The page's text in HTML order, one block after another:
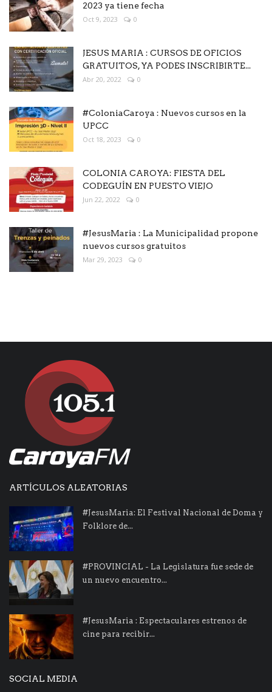
2023 ya tiene fecha
Oct 9, 2023 0
JESUS MARIA : CURSOS DE OFICIOS
GRATUITOS, YA PODES INSCRIBIRTE...
Abr 20, 2022 0
#ColoniaCaroya : Nuevos cursos en la
UPCC
Oct 18, 2023 0
COLONIA CAROYA: FIESTA DEL
CODEGUÍN EN PUESTO VIEJO
Jun 22, 2022 0
#JesusMaria : La Municipalidad propone
nuevos cursos gratuitos
Mar 29, 2023 0
ARTÍCULOS ALEATORIAS
#JesusMaria: El Festival Nacional de Doma y
Folklore de...
#PROVINCIAL - La Legislatura fue sede de
un nuevo encuentro...
#JesusMaria : Espectaculares estrenos de
cine para recibir...
SOCIAL MEDIA